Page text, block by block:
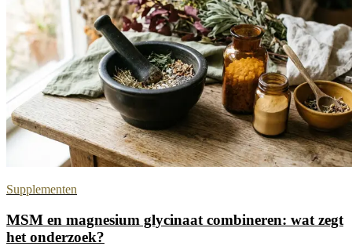
Supplementen
MSM en magnesium glycinaat combineren: wat zegt
het onderzoek?